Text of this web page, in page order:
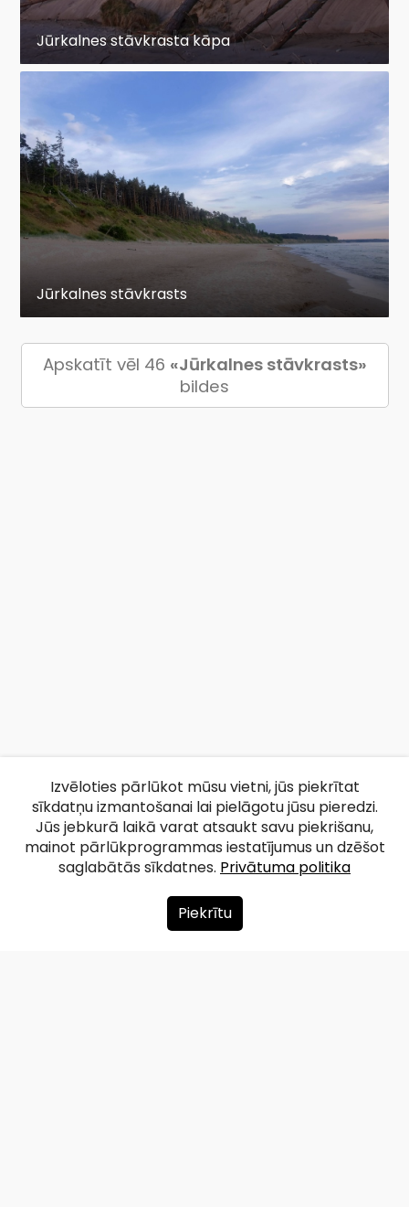
Jūrkalnes stāvkrasta kāpa
Jūrkalnes stāvkrasts
Apskatīt vēl 46 «Jūrkalnes stāvkrasts»
bildes
Par mums
Izvēloties pārlūkot mūsu vietni, jūs piekrītat
sīkdatņu izmantošanai lai pielāgotu jūsu pieredzi.
Jūs jebkurā laikā varat atsaukt savu piekrišanu,
mainot pārlūkprogrammas iestatījumus un dzēšot
saglabātās sīkdatnes. Privātuma politika
Piekrītu